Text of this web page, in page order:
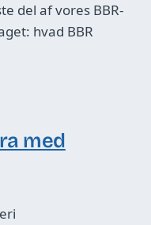
del af vores BBR-
hvad BBR
med